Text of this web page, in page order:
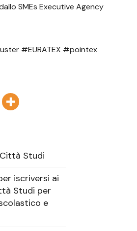
SMEs Executive Agency
#EURATEX #pointex
Studi
iscriversi ai
Studi per
e